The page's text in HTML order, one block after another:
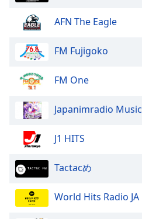
Opacity
Family
Reset
AFN The Eagle
FM Fujigoko
FM One
Japanimradio Music
J1 HITS
Tactacめ
World Hits Radio JA